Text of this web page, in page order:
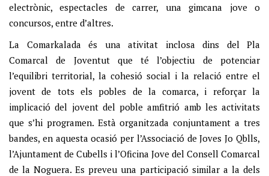
electrònic, espectacles de carrer, una gimcana jove o
concursos, entre d’altres.
La Comarkalada és una ativitat inclosa dins del Pla
Comarcal de Joventut que té l’objectiu de potenciar
l’equilibri territorial, la cohesió social i la relació entre el
jovent de tots els pobles de la comarca, i reforçar la
implicació del jovent del poble amfitrió amb les activitats
que s’hi programen. Està organitzada conjuntament a tres
bandes, en aquesta ocasió per l’Associació de Joves Jo Qblls,
l’Ajuntament de Cubells i l’Oficina Jove del Consell Comarcal
de la Noguera. Es preveu una participació similar a la dels